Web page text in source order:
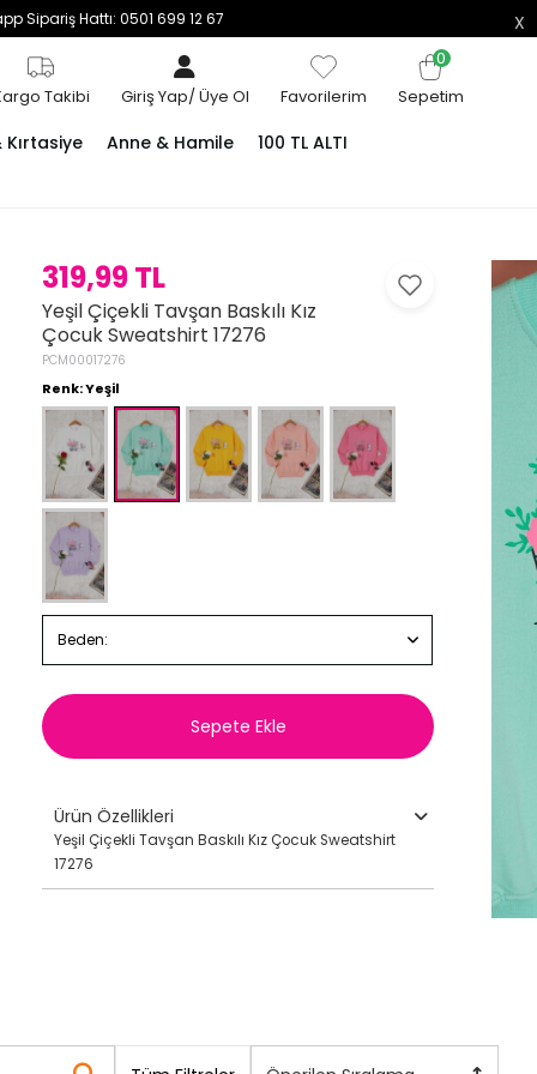
Sipariş Hattı: 0501 699 12 67
Takibi Giriş Yap/Üye Ol Favorilerim
0
Sepetim
Anne & Hamile
100 TL ALTI
319,99 TL
Yeşil Çiçekli Tavşan Baskılı Kız
Çocuk Sweatshirt 17276
PCM00017276
Renk: Yeşil
Beden:
Sepete Ekle
Ürün Özellikleri
Yeşil Çiçekli Tavşan Baskılı Kız Çocuk Sweatshirt
17276